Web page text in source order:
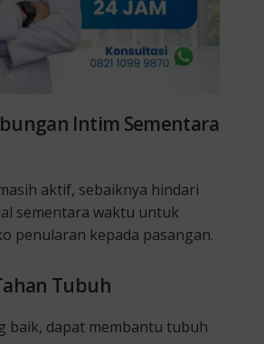
Intim Sementara
aktif, sebaiknya hindari
sementara waktu untuk
penularan kepada pasangan.
Tubuh
baik, dapat membantu tubuh